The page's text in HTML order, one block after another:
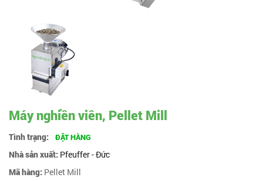
Máy nghiền viên, Pellet Mill
Tình trạng: ĐẶT HÀNG
Nhà sản xuất: Pfeuffer - Đức
Mã hàng: Pellet Mill